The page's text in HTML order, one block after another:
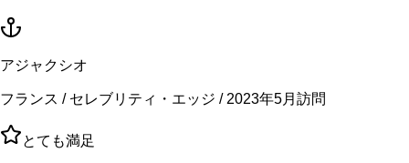
アジャクシオ
フランス / セレブリティ・エッジ / 2023年5月訪問
とても満足